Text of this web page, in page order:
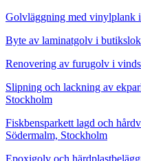
Golvläggning med vinylplank
Byte av laminatgolv i
Renovering av furugolv i
Slipning och lackning av
Stockholm
Fiskbensparkett lagd och
Södermalm, Stockholm
Epoxigolv och